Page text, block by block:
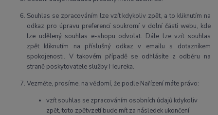
Souhlas se zpracováním lze vzít kdykoliv zpět, a to kliknutím na
odkaz pro úpravu preferencí soukromí v dolní části webu, kde
lze udělený souhlas e-shopu odvolat. Dále lze vzít souhlas
zpět kliknutím na příslušný odkaz v emailu s dotazníkem
spokojenosti. V takovém případě se odhlásíte z odběru na
straně poskytovatele služby Heureka.
Vezměte, prosíme, na vědomí, že podle Nařízení máte právo:
vzít souhlas se zpracováním osobních údajů kdykoliv
zpět, toto zpětvzetí bude mít za následek ukončení